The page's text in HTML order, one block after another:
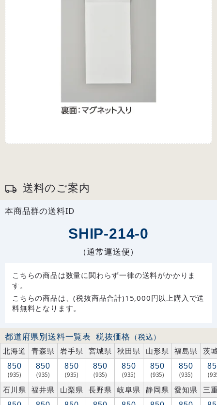
送料のご案内
本商品群の送料ID
SHIP-214-0
（通常運送便）
こちらの商品は数量に関わらず一律の送料がかかりま
す。
こちらの商品は、(税抜商品合計)15,000円以上購入で送
料無料となります。
都道府県別送料一覧表 税抜価格 （税込）
北海道
青森県 岩手県 宮城県 秋田県 山形県 福島県 茨
850
(935)
850
(935)
850
(935)
850
(935)
850
(935)
850
(935)
850
(935)
石川県 福井県 山梨県 長野県 岐阜県 静岡県 愛知県 三